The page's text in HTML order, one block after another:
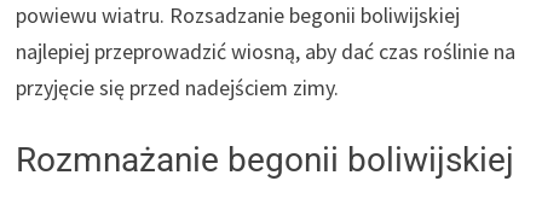
powiewu wiatru. Rozsadzanie begonii boliwijskiej
najlepiej przeprowadzić wiosną, aby dać czas roślinie na
przyjęcie się przed nadejściem zimy.
Rozmnażanie begonii boliwijskiej